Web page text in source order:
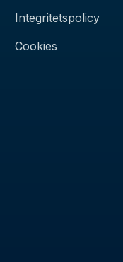
Integritetspolicy
Cookies